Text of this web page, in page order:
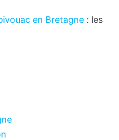
en Bretagne: les